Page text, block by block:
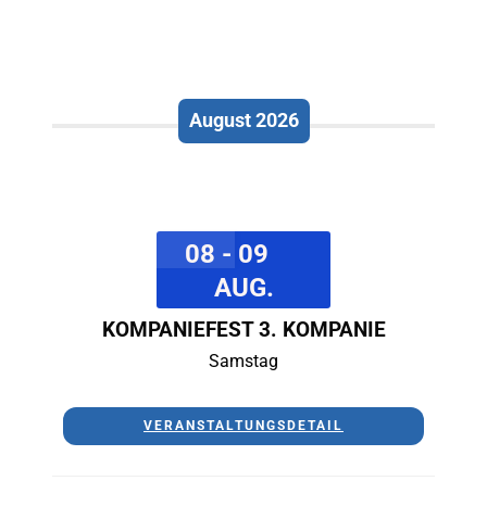
August 2026
08 - 09
AUG.
KOMPANIEFEST 3. KOMPANIE
Samstag
VERANSTALTUNGSDETAIL